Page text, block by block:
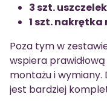
3 szt.
1 szt. nakrętka
Poza tym w
wspiera
montażu i
jest bardziej